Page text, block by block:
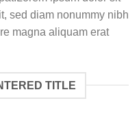
sed diam nonummy nibh
magna aliquam erat
TITLE